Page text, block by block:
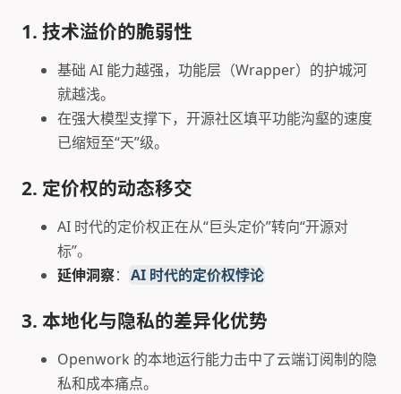
1. 技术溢价的脆弱性
基础 AI 能力越强，功能层（Wrapper）的护城河
就越浅。
在强大模型支撑下，开源社区填平功能沟壑的速度
已缩短至“天”级。
2. 定价权的动态移交
AI 时代的定价权正在从“巨头定价”转向“开源对
标”。
延伸洞察： AI 时代的定价权悖论
3. 本地化与隐私的差异化优势
Openwork 的本地运行能力击中了云端订阅制的隐
私和成本痛点。